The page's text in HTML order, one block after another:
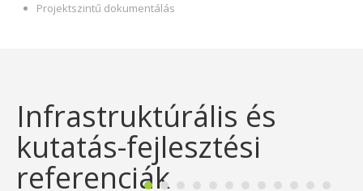
Projektszintű dokumentálás
Infrastruktúrális és
kutatás-fejlesztési
referenciák